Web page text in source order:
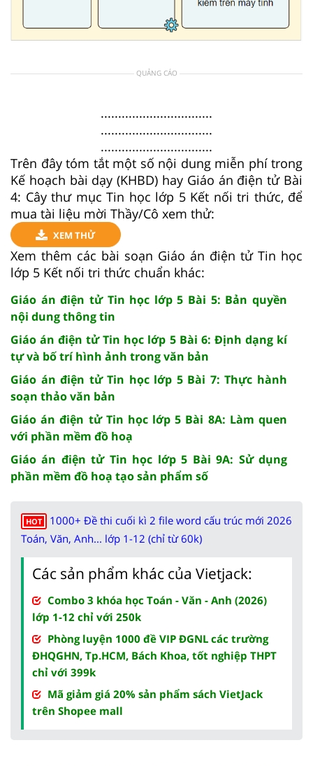
QUẢNG CÁO
................................
................................
................................
Trên đây tóm tắt một số nội dung miễn phí trong
Kế hoạch bài dạy (KHBD) hay Giáo án điện tử Bài
4: Cây thư mục Tin học lớp 5 Kết nối tri thức, để
mua tài liệu mời Thầy/Cô xem thử:
XEM THỬ
Xem thêm các bài soạn Giáo án điện tử Tin học
lớp 5 Kết nối tri thức chuẩn khác:
Giáo án điện tử Tin học lớp 5 Bài 5: Bản quyền
nội dung thông tin
Giáo án điện tử Tin học lớp 5 Bài 6: Định dạng kí
tự và bố trí hình ảnh trong văn bản
Giáo án điện tử Tin học lớp 5 Bài 7: Thực hành
soạn thảo văn bản
Giáo án điện tử Tin học lớp 5 Bài 8A: Làm quen
với phần mềm đồ hoạ
Giáo án điện tử Tin học lớp 5 Bài 9A: Sử dụng
phần mềm đồ hoạ tạo sản phẩm số
HOT
1000+ Đề thi cuối kì 2 file word cấu trúc mới 2026
Toán, Văn, Anh... lớp 1-12 (chỉ từ 60k)
Các sản phẩm khác của Vietjack:
Combo 3 khóa học Toán - Văn - Anh (2026)
lớp 1-12 chỉ với 250k
Phòng luyện 1000 đề VIP ĐGNL các trường
ĐHQGHN, Tp.HCM, Bách Khoa, tốt nghiệp THPT
chỉ với 399k
Mã giảm giá 20% sản phẩm sách VietJack
trên Shopee mall